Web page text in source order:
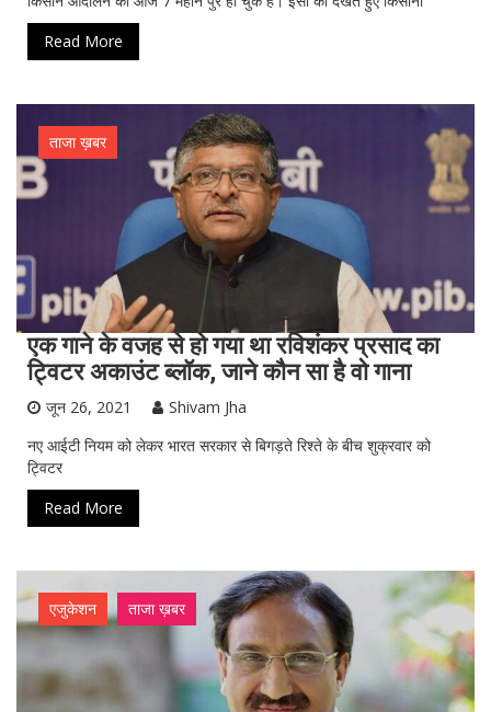
Read More
ताजा ख़बर
एक गाने के वजह से हो गया था रविशंकर प्रसाद का
ट्विटर अकाउंट ब्लॉक, जाने कौन सा है वो गाना
जून 26, 2021
Shivam Jha
नए आईटी नियम को लेकर भारत सरकार से बिगड़ते रिश्ते के बीच शुक्रवार को
ट्विटर
Read More
एजुकेशन ताजा ख़बर